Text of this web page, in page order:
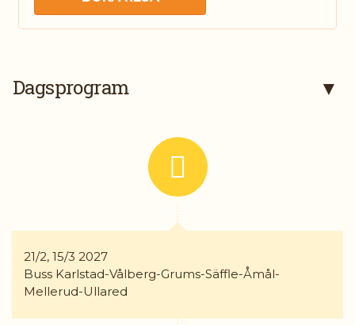
Måndag - Fredag
054-18 72 50
070-545 46 22
karlstad@gruppresor.se
Facebook:
Gruppresor
Instagram:
Dagsprogram
21/2, 15/3 2027
Buss Karlstad-Vålberg-Grums-Säffle-Åmål-
Mellerud-Ullared